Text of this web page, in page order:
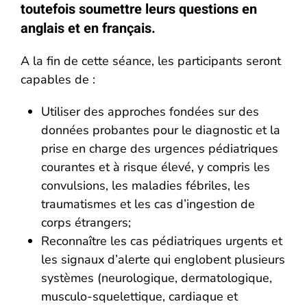
toutefois soumettre leurs questions en
anglais et en français.
A la fin de cette séance, les participants seront
capables de :
Utiliser des approches fondées sur des
données probantes pour le diagnostic et la
prise en charge des urgences pédiatriques
courantes et à risque élevé, y compris les
convulsions, les maladies fébriles, les
traumatismes et les cas d’ingestion de
corps étrangers;
Reconnaître les cas pédiatriques urgents et
les signaux d’alerte qui englobent plusieurs
systèmes (neurologique, dermatologique,
musculo-squelettique, cardiaque et